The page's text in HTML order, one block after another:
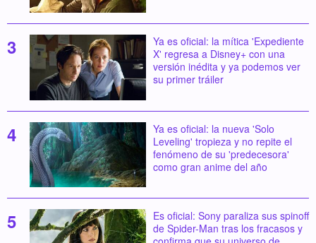
Ya es oficial: la mítica 'Expediente
X' regresa a Disney+ con una
versión inédita y ya podemos ver
su primer tráiler
Ya es oficial: la nueva 'Solo
Leveling' tropieza y no repite el
fenómeno de su 'predecesora'
como gran anime del año
Es oficial: Sony paraliza sus spinoff
de Spider-Man tras los fracasos y